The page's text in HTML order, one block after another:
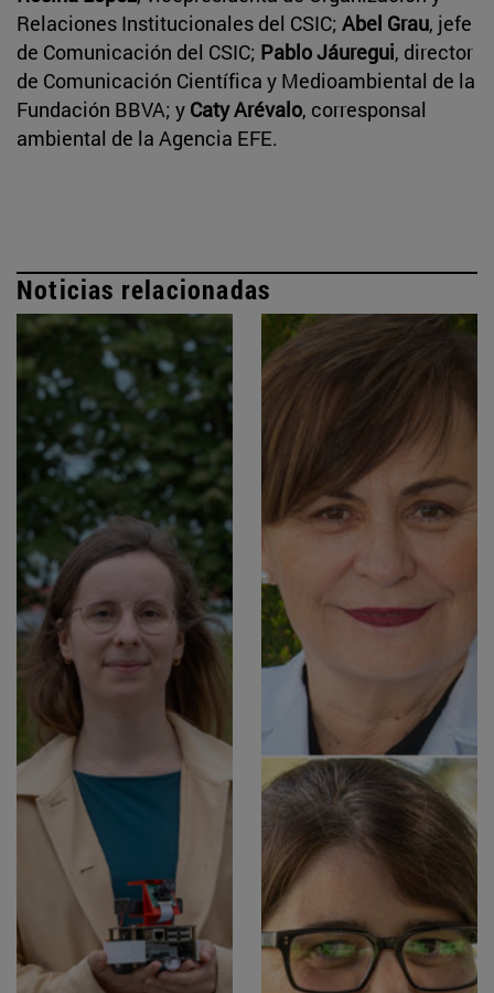
Relaciones Institucionales del CSIC; Abel Grau, jefe
de Comunicación del CSIC; Pablo Jáuregui, director
de Comunicación Científica y Medioambiental de la
Fundación BBVA; y Caty Arévalo, corresponsal
ambiental de la Agencia EFE.
Noticias relacionadas